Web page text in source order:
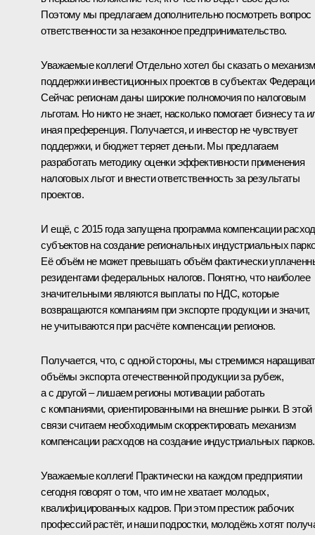
Поэтому мы предлагаем дополнительно посмотреть вопрос
ответственности за незаконное предпринимательство.
Уважаемые коллеги! Отдельно хотел бы сказать о
поддержки инвестиционных проектов в субъектах
Сейчас регионам даны широкие полномочия по налоговым
льготам. Но никто не знает, насколько помогает бизнесу та
иная преференция. Получается, и инвестор не чувствует
поддержки, и бюджет теряет деньги. Мы предлагаем
разработать методику оценки эффективности применения
налоговых льгот и внести ответственность за результаты
проектов.
И ещё, с 2015 года запущена программа компенсации
субъектов на создание региональных индустриальных
Её объём не может превышать объём фактически
резидентами федеральных налогов. Понятно, что наиболее
значительными являются выплаты по НДС, которые
возвращаются компаниям при экспорте продукции и значит,
не учитываются при расчёте компенсации регионов.
Получается, что, с одной стороны, мы стремимся
объёмы экспорта отечественной продукции за рубеж,
а с другой – лишаем регионы мотивации работать
с компаниями, ориентированными на внешние рынки. В этой
связи считаем необходимым скорректировать механизм
компенсации расходов на создание индустриальных парков.
Уважаемые коллеги! Практически на каждом предприятии
сегодня говорят о том, что им не хватает молодых,
квалифицированных кадров. При этом престиж рабочих
профессий растёт, и наши подростки, молодёжь хотят